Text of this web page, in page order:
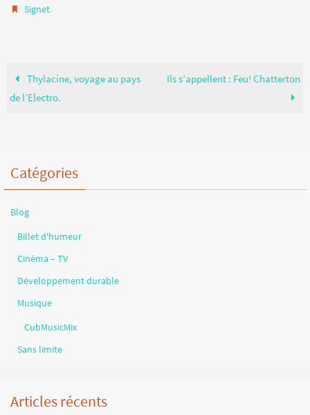
Signet.
Thylacine, voyage au pays
de l’Electro.
Ils s’appellent : Feu! Chatterton
Catégories
Blog
Billet d'humeur
Cinéma – TV
Développement durable
Musique
CubMusicMix
Sans limite
Articles récents